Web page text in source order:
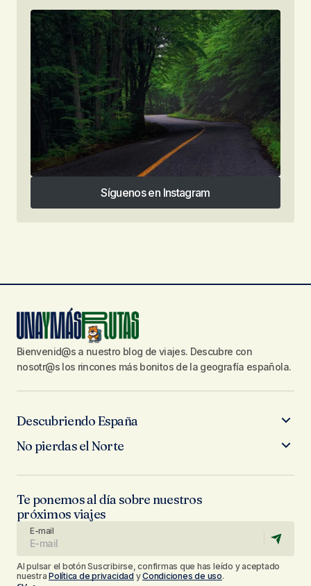
Síguenos en Instagram
Síguenos en Instagram
Bienvenid@s a nuestro blog de viajes. Descubre con
nosotr@s los rincones más bonitos de la geografía española.
Descubriendo España
No pierdas el Norte
Te ponemos al día sobre nuestros
próximos viajes
E-mail
Al pulsar el botón Suscribirse, confirmas que has leído y aceptado
nuestraPolítica de privacidad yCondiciones de uso.